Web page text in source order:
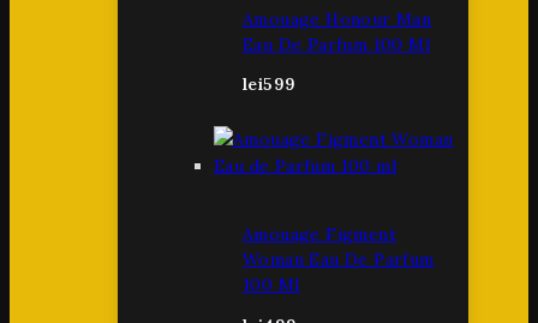
Amouage Honour Man
Eau De Parfum 100 Ml
lei599
Amouage Figment
Woman Eau De Parfum
100 Ml